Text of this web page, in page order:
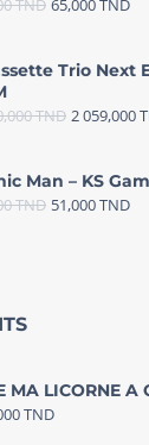
TND 65,000TND
Trio Next
TND 2 059,000
Man – KS
TND 51,000TND
MA LICORNE A
TND